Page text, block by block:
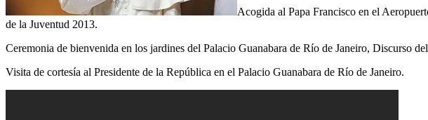
Acogida al Papa Francisco en el
de la Juventud 2013.
Ceremonia de bienvenida en los jardines del Palacio Guanabara de Río de Janeiro, Discurso
Visita de cortesía al Presidente de la República en el Palacio Guanabara de Río de Janeiro.